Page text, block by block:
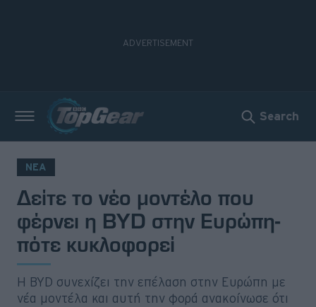
Search
ΝΕΑ
Δείτε το νέο μοντέλο που
φέρνει η BYD στην Ευρώπη-
πότε κυκλοφορεί
Η BYD συνεχίζει την επέλαση στην Ευρώπη με
νέα μοντέλα και αυτή την φορά ανακοίνωσε ότι
Νέα
Δοκιμές
Electric
Motorsport
Viral